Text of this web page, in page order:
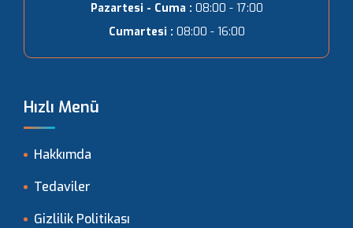
Pazartesi - Cuma : 08:00 - 17:00
Cumartesi : 08:00 - 16:00
Hızlı Menü
Hakkımda
Tedaviler
Gizlilik Politikası